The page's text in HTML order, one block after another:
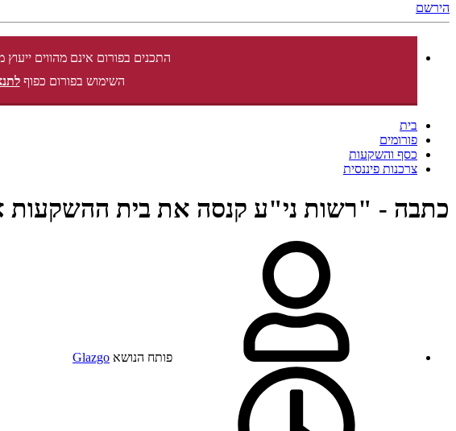
הירשם
התכנים בפורום אינם מהווים
השימוש בפורום כפוף
בית
פורומים
כסף והשקעות
צרכנות פיננסית
כתבה - "רשות ני"ע קנסה את בית ההשקעות
פותח הנושא Glazgo